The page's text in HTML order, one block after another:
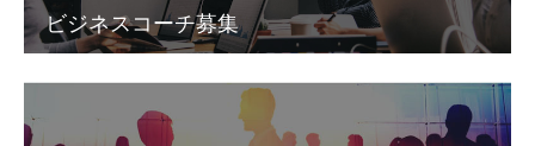
ビジネスコーチ募集